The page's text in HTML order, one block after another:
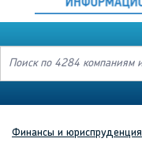
Финансы и юриспруденция